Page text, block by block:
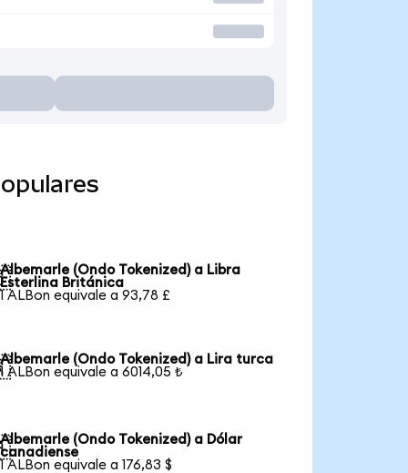
Albemarle (Ondo Tokenized) a Libra
Esterlina Británica
1 ALBon equivale a 93,78 £
Albemarle (Ondo Tokenized) a Lira turca
1 ALBon equivale a 6014,05 ₺
Albemarle (Ondo Tokenized) a Dólar
canadiense
1 ALBon equivale a 176,83 $